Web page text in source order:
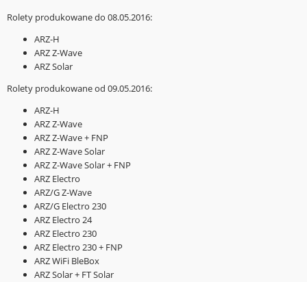
Rolety produkowane do 08.05.2016:
ARZ-H
ARZ Z-Wave
ARZ Solar
Rolety produkowane od 09.05.2016:
ARZ-H
ARZ Z-Wave
ARZ Z-Wave + FNP
ARZ Z-Wave Solar
ARZ Z-Wave Solar + FNP
ARZ Electro
ARZ/G Z-Wave
ARZ/G Electro 230
ARZ Electro 24
ARZ Electro 230
ARZ Electro 230 + FNP
ARZ WiFi BleBox
ARZ Solar + FT Solar